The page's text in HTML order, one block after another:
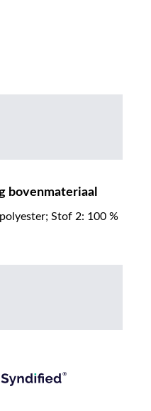
bovenmateriaal
Stof 2: 100 %